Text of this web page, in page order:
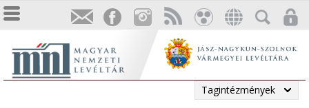
Tagintézmények